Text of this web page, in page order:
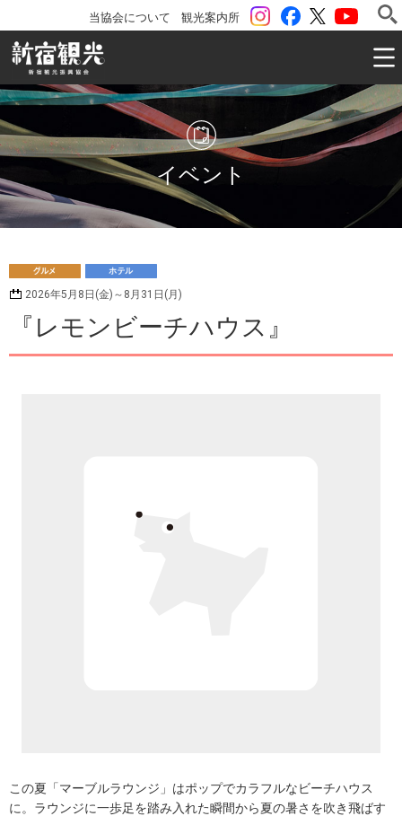
ツイッター
Facebook
instagram
観光案内所
当協会について
一般社団法人 新宿観光振興協会 Shinjuku
イベント
ルメ
テル
2026年5月8日(金)～8月31日(月)
『レモンビーチハウス』
この夏「マーブルラウンジ」はポップでカラフルなビーチハウス
に。ラウンジに一歩足を踏み入れた瞬間から夏の暑さを吹き飛ばす